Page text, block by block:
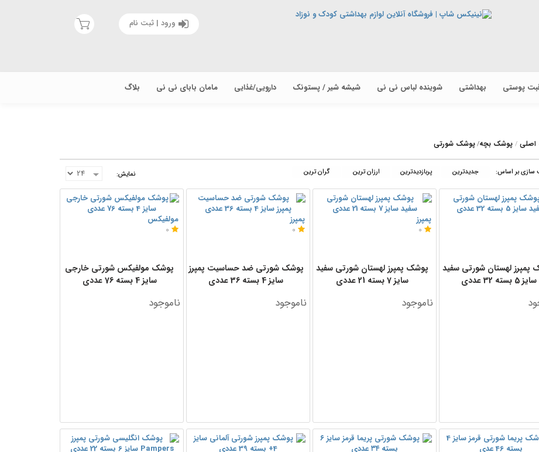
ورود | ثبت نام
پوستی بهداشتی شوینده لباس نی نی شیشه شیر / پستونک دارویی/غذایی مامان بابای نی نی بلاگ
پوشک بچه/پوشک شورتی
سازی بر اساس: جدیدترین پربازدیدترین ارزان ترین گران ترین نمایش:
مولفیکس
0
پوشک مولفیکس شورتی خارجی
سایز 4 بسته 76 عددی
ناموجود
پمپرز
0
پوشک شورتی ضد حساسیت پمپرز
سایز 4 بسته 36 عددی
ناموجود
پمپرز
0
پوشک پمپرز لهستان شورتی سفید
سایز 7 بسته 21 عددی
ناموجود
پمپرز لهستان شورتی سفید
سایز 5 بسته 32 عددی